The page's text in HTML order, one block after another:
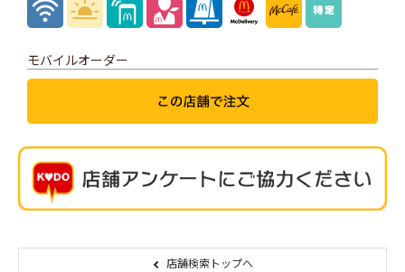
モバイルオーダー
店舗検索トップへ